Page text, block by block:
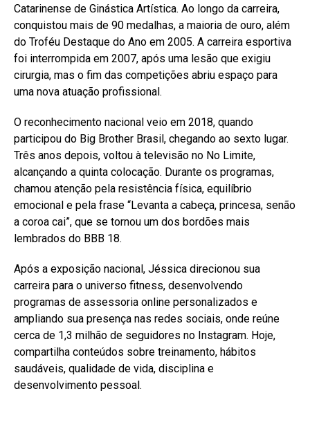
Catarinense de Ginástica Artística. Ao longo da carreira,
conquistou mais de 90 medalhas, a maioria de ouro, além
do Troféu Destaque do Ano em 2005. A carreira esportiva
foi interrompida em 2007, após uma lesão que exigiu
cirurgia, mas o fim das competições abriu espaço para
uma nova atuação profissional.
O reconhecimento nacional veio em 2018, quando
participou do Big Brother Brasil, chegando ao sexto lugar.
Três anos depois, voltou à televisão no No Limite,
alcançando a quinta colocação. Durante os programas,
chamou atenção pela resistência física, equilíbrio
emocional e pela frase “Levanta a cabeça, princesa, senão
a coroa cai”, que se tornou um dos bordões mais
lembrados do BBB 18.
Após a exposição nacional, Jéssica direcionou sua
carreira para o universo fitness, desenvolvendo
programas de assessoria online personalizados e
ampliando sua presença nas redes sociais, onde reúne
cerca de 1,3 milhão de seguidores no Instagram. Hoje,
compartilha conteúdos sobre treinamento, hábitos
saudáveis, qualidade de vida, disciplina e
desenvolvimento pessoal.